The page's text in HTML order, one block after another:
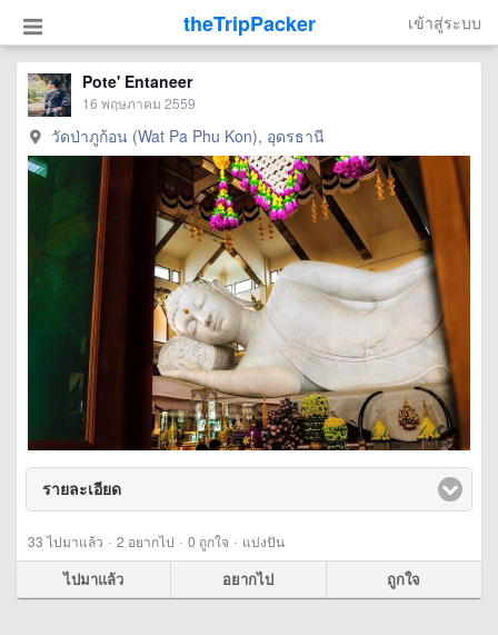
theTripPacker เข้าสู่ระบบ
Pote' Entaneer
16 พฤษภาคม 2559
วัดป่าภูก้อน (Wat Pa Phu Kon), อุดรธานี
รายละเอียด
33ไปมาแล้ว · 2 อยากไป · 0 ถูกใจ · แบ่งปัน
ไปมาแล้ว อยากไป ถูกใจ